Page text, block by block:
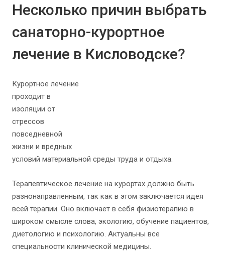
Несколько причин выбрать
санаторно-курортное
лечение в Кисловодске?
Курортное лечение
проходит в
изоляции от
стрессов
повседневной
жизни и вредных
условий материальной среды труда и отдыха.
Терапевтическое лечение на курортах должно быть
разнонаправленным, так как в этом заключается идея
всей терапии. Оно включает в себя физиотерапию в
широком смысле слова, экологию, обучение пациентов,
диетологию и психологию. Актуальны все
специальности клинической медицины.